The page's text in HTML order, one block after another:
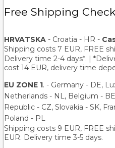
Free Shipping
HRVATSKA - Croatia - HR -
Shipping costs 7 EUR, FREE
Delivery time 2-4 days*. |
cost 14 EUR, delivery time
EU ZONE 1. - Germany - DE,
Netherlands - NL, Belgium -
Republic - CZ, Slovakia - SK,
Poland - PL
Shipping costs 9 EUR, FREE
EUR. Delivery time 3-5 days.